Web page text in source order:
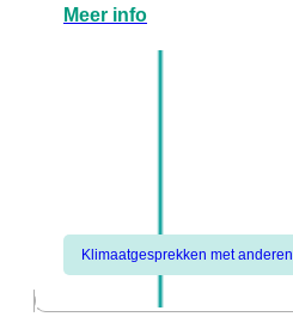
Meer info
Klimaatgesprekken met anderen